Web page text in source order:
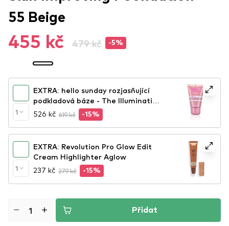
55 Beige
455 kč 479 kč -5%
1
EXTRA: hello sunday rozjasňující
podkladová báze - The Illuminating
One
526 kč 619 kč -15%
1
EXTRA: Revolution Pro Glow Edit
Cream Highlighter Aglow
237 kč 279 kč -15%
Přidat